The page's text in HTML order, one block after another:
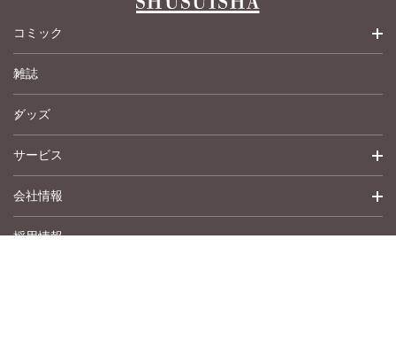
コミック
少女コミック
女性コミック
ペットコミック
青年コミック
英語版コミック
雑誌
グッズ
サービス
詳細検索
履歴
会社情報
トップメッセージ
採用情報